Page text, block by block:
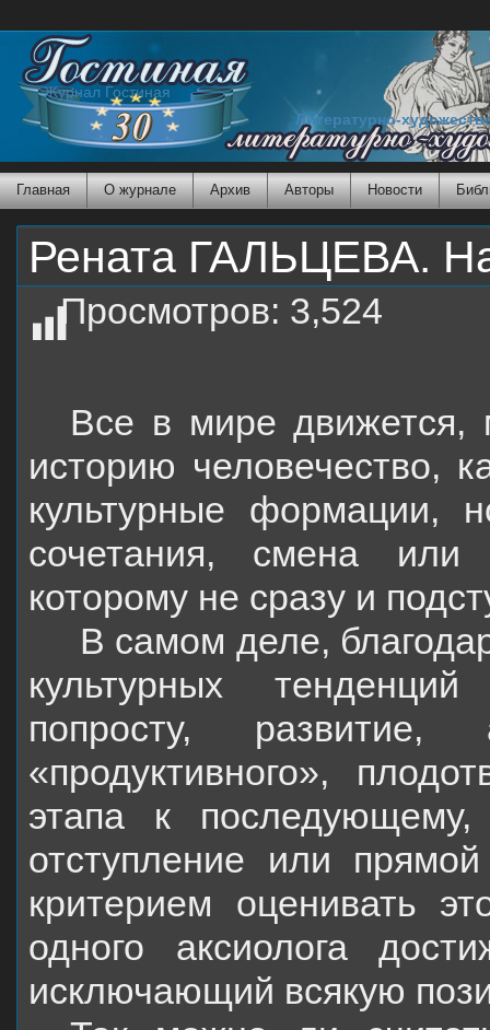
Журнал Гостиная
Литературно-
Главная О журнале Архив Авторы Новости
Рената ГАЛЬЦЕВА. На
Просмотров: 3,524
Все в мире движется,
историю человечество,
культурные формации,
сочетания, смена или
которому не сразу и
В самом деле,
культурных
попросту,
«продуктивного»,
этапа к
отступление или
критерием оценивать
одного аксиолога
исключающий всякую